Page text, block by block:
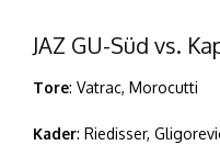
JAZ GU-Süd vs.
Tore: Vatrac, Morocutti
Kader: Riedisser,